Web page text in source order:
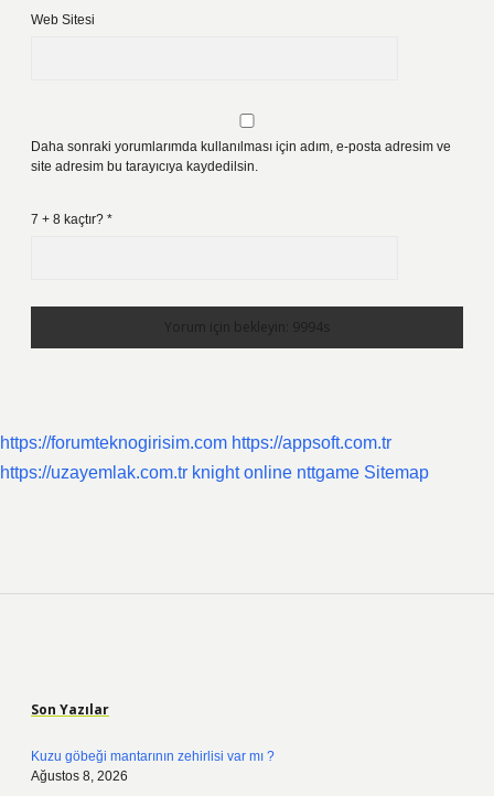
Web Sitesi
Daha sonraki yorumlarımda kullanılması için adım, e-posta adresim ve
site adresim bu tarayıcıya kaydedilsin.
7 + 8 kaçtır? *
https://forumteknogirisim.com https://appsoft.com.tr
https://uzayemlak.com.tr knight online nttgame Sitemap
Son Yazılar
Kuzu göbeği mantarının zehirlisi var mı ?
Ağustos 8, 2026